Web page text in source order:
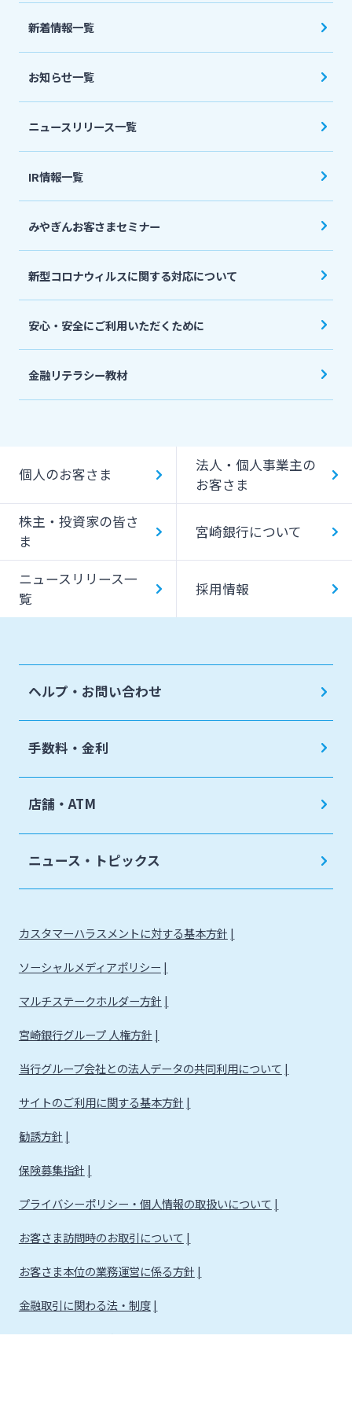
法人・個人事業主のお客さま
宮崎銀行について
ニュースリリース一覧
採用情報
お問い合わせ先一覧
新着情報一覧
お知らせ一覧
ニュースリリース一覧
IR情報一覧
みやぎんお客さまセミナー
新型コロナウィルスに関する対応について
安心・安全にご利用いただくために
金融リテラシー教材
個人のお客さま
法人・個人事業主の
お客さま
株主・投資家の皆さ
ま
宮崎銀行について
ニュースリリース一
覧
採用情報
ヘルプ・お問い合わせ
手数料・金利
店舗・ATM
ニュース・トピックス
カスタマーハラスメントに対する基本方針
ソーシャルメディアポリシー
マルチステークホルダー方針
宮崎銀行グループ 人権方針
当行グループ会社との法人データの共同利用について
サイトのご利用に関する基本方針
勧誘方針
保険募集指針
プライバシーポリシー・個人情報の取扱いについて
お客さま訪問時のお取引について
お客さま本位の業務運営に係る方針
金融取引に関わる法・制度
金融取引に関わる方針